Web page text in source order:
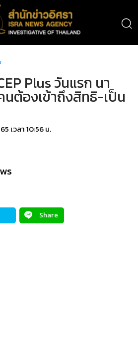
Plus วันแรก นา
ต้องเข้าถึงสิทธิ-เป็น
เวลา 10:56 น.
Share